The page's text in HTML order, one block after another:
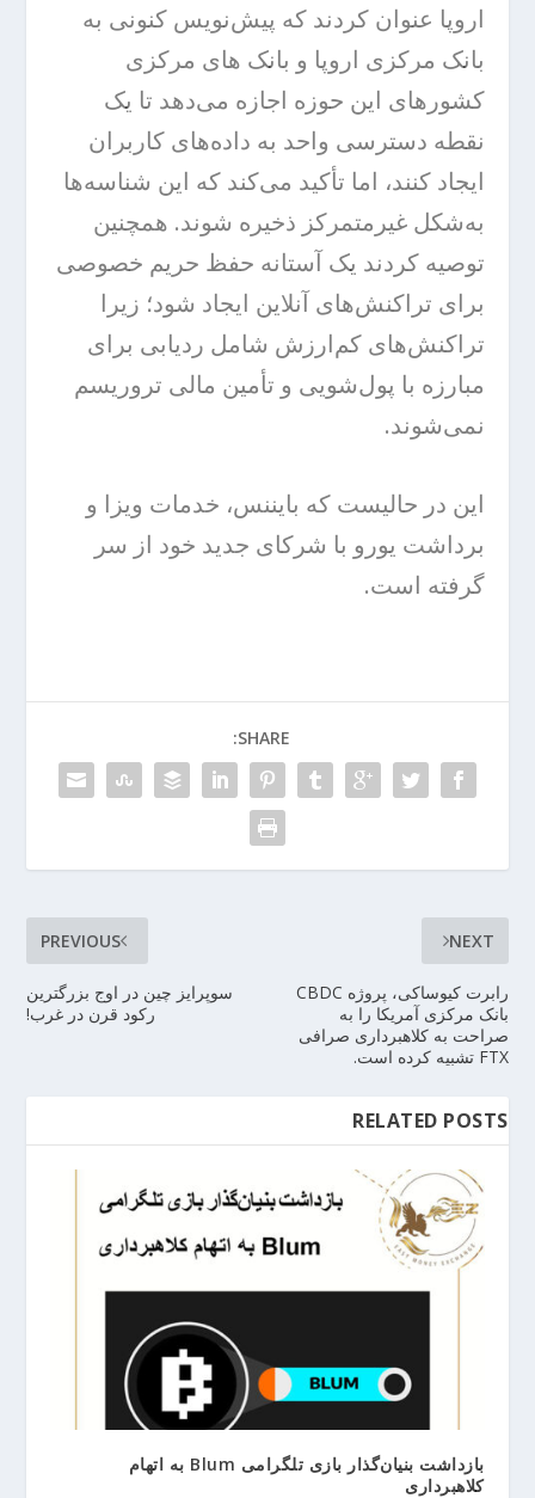
اروپا عنوان کردند که پیش‌نویس کنونی به
بانک مرکزی اروپا و بانک‌ های مرکزی
کشورهای این حوزه اجازه می‌دهد تا یک
نقطه دسترسی واحد به داده‌های کاربران
ایجاد کنند، اما تأکید می‌کند که این شناسه‌ها
به‌شکل غیرمتمرکز ذخیره شوند. همچنین
توصیه کردند یک آستانه حفظ حریم خصوصی
برای تراکنش‌های آنلاین ایجاد شود؛ زیرا
تراکنش‌های کم‌ارزش شامل ردیابی برای
مبارزه با پول‌شویی و تأمین مالی تروریسم
نمی‌شوند.
این در حالیست که بایننس، خدمات ویزا و
برداشت یورو با شرکای جدید خود از سر
گرفته است.
SHARE:
PREVIOUS
سوپرایز چین در اوج بزرگترین
رکود قرن در غرب!
NEXT
رابرت کیوساکی، پروژه CBDC
بانک مرکزی آمریکا را به
صراحت به کلاهبرداری صرافی
FTX تشبیه کرده است.
RELATED POSTS
بازداشت ‌بنیان‌گذار بازی تلگرامی Blum به اتهام
کلاهبرداری